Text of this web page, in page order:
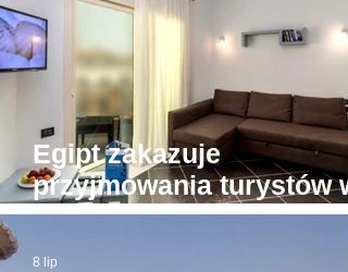
Egipt zakazuje
przyjmowania turystów w
apartamentach bez
8 lip